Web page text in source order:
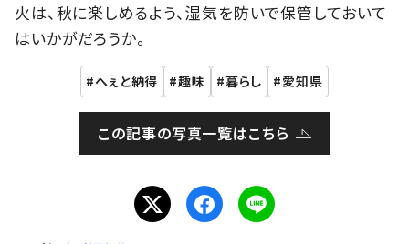
火は、秋に楽しめるよう、湿気を防いで保管しておいて
はいかがだろうか。
へぇと納得 趣味 暮らし 愛知県
この記事の写真一覧はこちら